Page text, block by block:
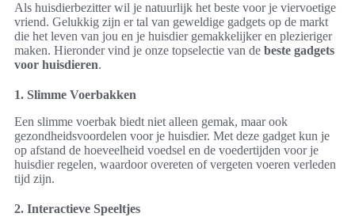
Als huisdierbezitter wil je natuurlijk het beste voor je viervoetige
vriend. Gelukkig zijn er tal van geweldige gadgets op de markt
die het leven van jou en je huisdier gemakkelijker en plezieriger
maken. Hieronder vind je onze topselectie van de beste gadgets
voor huisdieren.
1. Slimme Voerbakken
Een slimme voerbak biedt niet alleen gemak, maar ook
gezondheidsvoordelen voor je huisdier. Met deze gadget kun je
op afstand de hoeveelheid voedsel en de voedertijden voor je
huisdier regelen, waardoor overeten of vergeten voeren verleden
tijd zijn.
2. Interactieve Speeltjes